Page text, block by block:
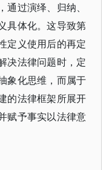
过演绎、归纳、
具体化。这导致第
定义使用后的再定
决法律问题时，定
象化思维，而属于
的法律框架所展开
赋予事实以法律意